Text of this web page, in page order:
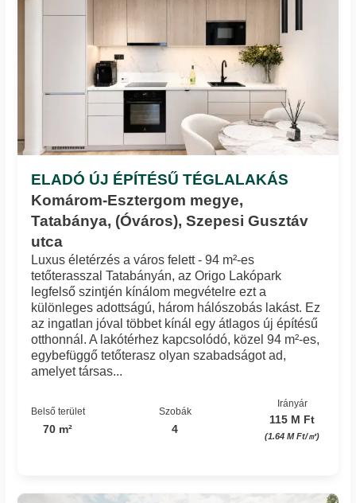
ELADÓ ÚJ ÉPÍTÉSŰ TÉGLALAKÁS
Komárom-Esztergom megye,
Tatabánya, (Óváros), Szepesi Gusztáv
utca
Luxus életérzés a város felett - 94 m²-es
tetőterasszal Tatabányán, az Origo Lakópark
legfelső szintjén kínálom megvételre ezt a
különleges adottságú, három hálószobás lakást. Ez
az ingatlan jóval többet kínál egy átlagos új építésű
otthonnál. A lakótérhez kapcsolódó, közel 94 m²-es,
egybefüggő tetőterasz olyan szabadságot ad,
amelyet társas...
Belső terület
70 m²
Szobák
4
Irányár
115 M Ft
(1.64 M Ft/㎡)